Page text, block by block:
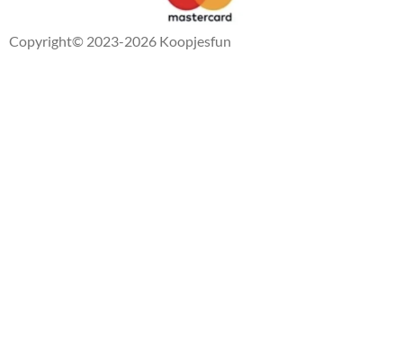
Copyright© 2023-2026 Koopjesfun